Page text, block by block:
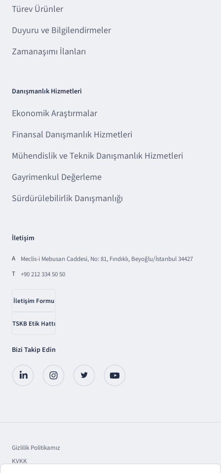
Türev Ürünler
Duyuru ve Bilgilendirmeler
Zamanaşımı İlanları
Danışmanlık Hizmetleri
Ekonomik Araştırmalar
Finansal Danışmanlık Hizmetleri
Mühendislik ve Teknik Danışmanlık Hizmetleri
Gayrimenkul Değerleme
Sürdürülebilirlik Danışmanlığı
İletişim
A
Meclis-i Mebusan Caddesi, No: 81, Fındıklı, Beyoğlu/İstanbul 34427
T
+90 212 334 50 50
İletişim Formu
TSKB Etik Hattı
Bizi Takip Edin
Gizlilik Politikamız
KVKK